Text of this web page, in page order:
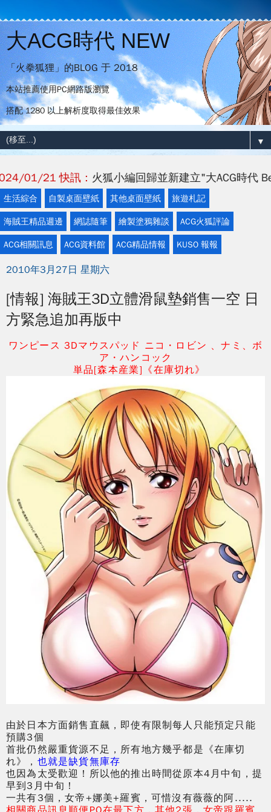
大ACG時代 NEW
「火拳狐狸」的BLOG 于 2018
本站推薦使用PC網路版瀏覽
搭配 1280 以上解析度取得最佳效果
▼
快訊：火狐小編回歸並新建立"大ACG時代 Beta(β)"，
生活綜合 自製桌面壁紙 其他桌面壁紙 旅遊札記
海賊王精品週邊 網誌隨筆 繪製塗鴉雜談 ACG火狐評論
ACG相關訊息 ACG資料館 ACG精品情報 KUSO 報報
2010年3月27日 星期六
[情報] 海賊王3D立體滑鼠墊銷售一空 日
方緊急追加再版中
ワンピース 3Dマウスパッド ニコ・ロビン 、ナミ、 ボ
ア・ハンコック
単品[森本産業]《在庫切れ》
由於日本方面銷售直飆，即使有限制每人只能預定只能
預購3個
首批仍然嚴重貨源不足，所有地方幾乎都是 《在庫切
れ》
， 也就是缺貨無庫存
也因為太受歡迎！所以他的推出時間從原本4月中旬，提
早到3月中旬！
一共有3個，女帝+娜美+羅賓，可惜沒有薇薇的阿.....